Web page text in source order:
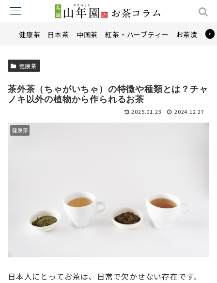
健康茶 日本茶 中国茶 紅茶・ハーブティー お茶漬け
健康茶
茶外茶（ちゃがいちゃ）の特徴や種類とは？チャ
ノキ以外の植物から作られるお茶
2025.01.23 2024.12.27
健康茶
日本人にとってお茶は、日常で欠かせない存在です。